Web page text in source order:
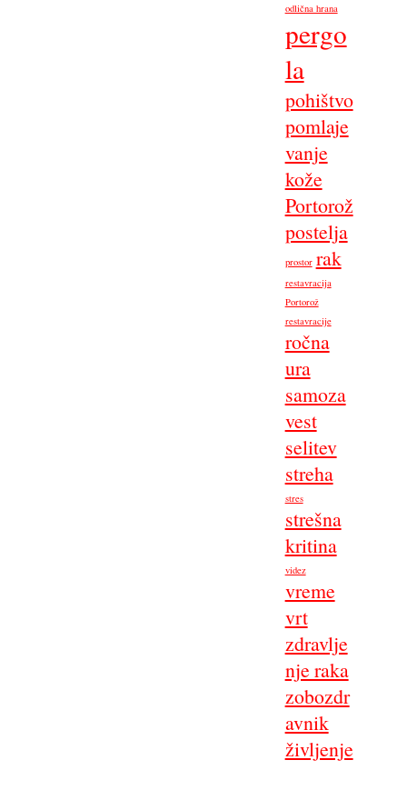
odlična hrana
pergo
la
pohištvo
pomlaje
vanje
kože
Portorož
postelja
prostor rak
restavracija
Portorož
restavracije
ročna
ura
samoza
vest
selitev
streha
stres
strešna
kritina
videz
vreme
vrt
zdravlje
nje raka
zobozdr
avnik
življenje